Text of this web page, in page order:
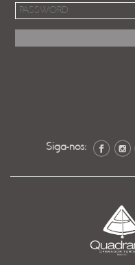
Siga-nos: